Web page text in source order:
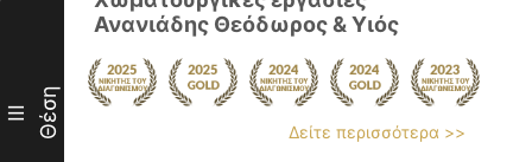
III Θέση
Ανανιάδης Θεόδωρος & Υιός
Δείτε περισσότερα >>